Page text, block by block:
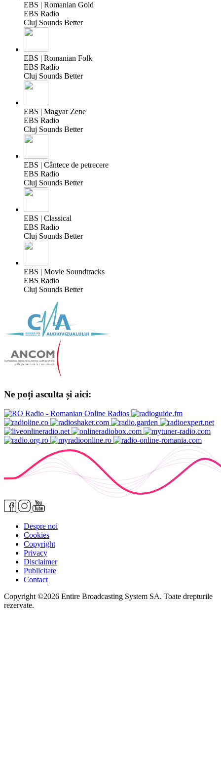
EBS | Romanian Gold
EBS Radio
Cluj Sounds Better
EBS | Romanian Folk
EBS Radio
Cluj Sounds Better
EBS | Magyar Zene
EBS Radio
Cluj Sounds Better
EBS | Cântece de petrecere
EBS Radio
Cluj Sounds Better
EBS | Classical
EBS Radio
Cluj Sounds Better
EBS | Movie Soundtracks
EBS Radio
Cluj Sounds Better
Ne poți asculta și aici:
Despre noi
Cookies
Copyright
Privacy
Disclaimer
Publicitate
Contact
Copyright ©2026 Entire Broadcasting System SA. Toate drepturile
rezervate.